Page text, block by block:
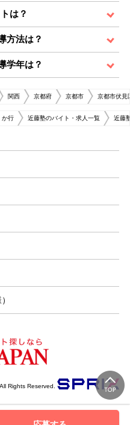
は？
方法は？
学年は？
関西 京都府 京都市 京都市伏見
か行 近藤塾のバイト・求人一覧 近藤
Rights Reserved.